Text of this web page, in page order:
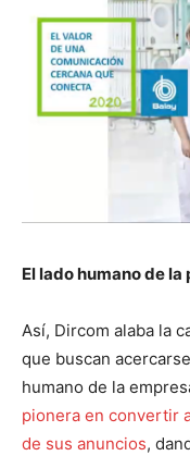
El lado humano de
Así, Dircom alaba la
que buscan
humano de la
pionera en convertir
de sus anuncios,